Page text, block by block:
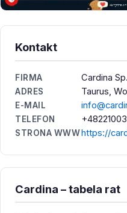
Kontakt
FIRMA Cardina
ADRES Taurus,
E-MAIL
TELEFON
STRONA WWWhttps://
Cardina – tabela rat